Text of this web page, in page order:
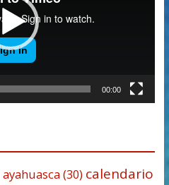
00:00
ayahuasca(30) calendario